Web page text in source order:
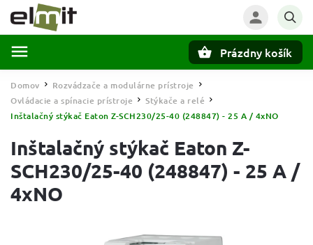
Prázdny košík
Domov / Rozvádzače a modulárne prístroje /
Ovládacie a spínacie prístroje / Stýkače a relé /
Inštalačný stýkač Eaton Z-SCH230/25-40 (248847) - 25 A / 4xNO
Inštalačný stýkač Eaton Z-
SCH230/25-40 (248847) - 25 A /
4xNO